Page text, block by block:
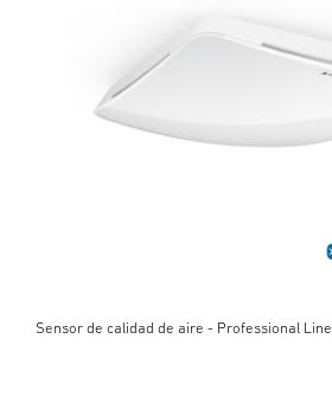
Sensor de calidad de aire - Professional Line